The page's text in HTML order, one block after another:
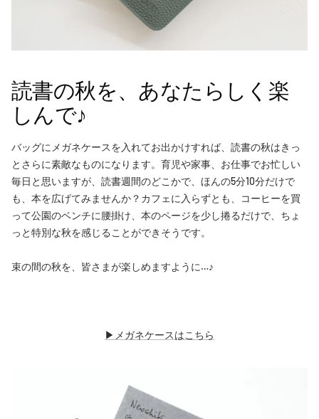
読書の秋を、あなたらしく楽
しんで♪
バッグにメガネケースを入れてお出かけすれば、読書の秋はきっ
とさらに素敵なものになります。育児や家事、お仕事でお忙しい
毎日と思いますが、読書週間のどこかで、ほんの5分10分だけで
も、本を広げてみませんか？カフェに入らずとも、コーヒーを買
って公園のベンチに腰掛け、本のページを少し捲るだけで、ちょ
っと特別な秋を感じることができそうです。
束の間の秋を、皆さまが楽しめますように…♪
▶︎メガネケースはこちら